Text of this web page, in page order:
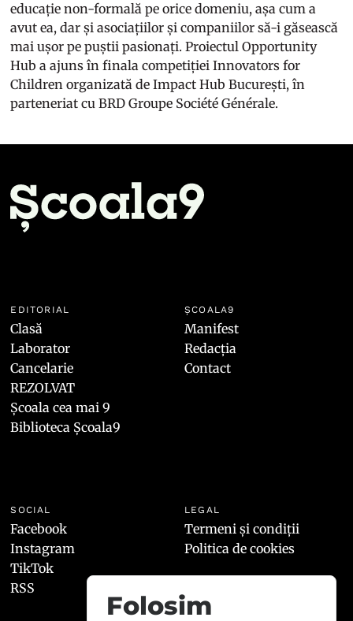
educație non-formală pe orice domeniu, așa cum a
avut ea, dar și asociațiilor și companiilor să-i găsească
mai ușor pe puștii pasionați. Proiectul Opportunity
Hub a ajuns în finala competiției Innovators for
Children organizată de Impact Hub București, în
parteneriat cu BRD Groupe Société Générale.
EDITORIAL
Clasă
Laborator
Cancelarie
REZOLVAT
Școala cea mai 9
Biblioteca Școala9
ȘCOALA9
Manifest
Redacția
Contact
SOCIAL
Facebook
Instagram
TikTok
RSS
LEGAL
Termeni și condiții
Politica de cookies
Folosim